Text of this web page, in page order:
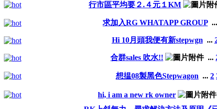
行市區平均要２.４元１KM
求加入RG WHATAPP GROUP
Hi 10月頭我便有新stepwgn ...
合群sales 吹水!! ...
想揾08製黑色Stepwagon ... 2
hi, i am a new rk owner